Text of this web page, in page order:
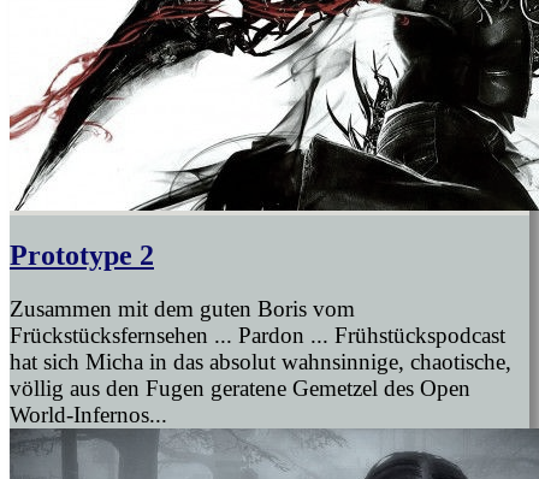
Prototype 2
Zusammen mit dem guten Boris vom
Frückstücksfernsehen ... Pardon ... Frühstückspodcast
hat sich Micha in das absolut wahnsinnige, chaotische,
völlig aus den Fugen geratene Gemetzel des Open
World-Infernos...